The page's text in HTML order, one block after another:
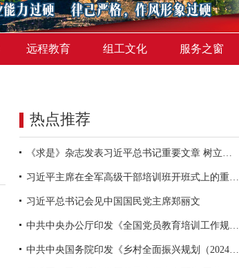
远程教育 组工文化 服务之窗
热点推荐
《求是》杂志发表习近平总书记重要文章 树立和践行正确政绩观
习近平主席在全军高级干部培训班开班式上的重要讲话引领全军开展思想整风、深化政治整训
习近平总书记会见中国国民党主席郑丽文
中共中央办公厅印发《全国党员教育培训工作规划（2024－2028年）》
中共中央国务院印发《乡村全面振兴规划（2024—2027年）》